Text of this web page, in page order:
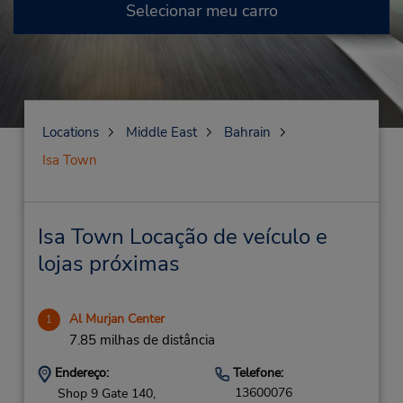
Selecionar meu carro
Locations Middle East
Bahrain
Isa Town
Isa Town Locação de veículo e
lojas próximas
1 Al Murjan Center
7.85 milhas de distância
Endereço:
Shop 9 Gate 140,
Telefone:
13600076